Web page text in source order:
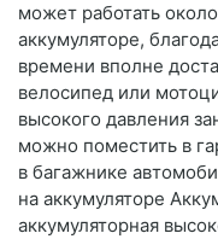
может работать
аккумуляторе,
времени вполне
велосипед или
высокого давления
можно поместить в
в багажнике
на аккумуляторе
аккумуляторная